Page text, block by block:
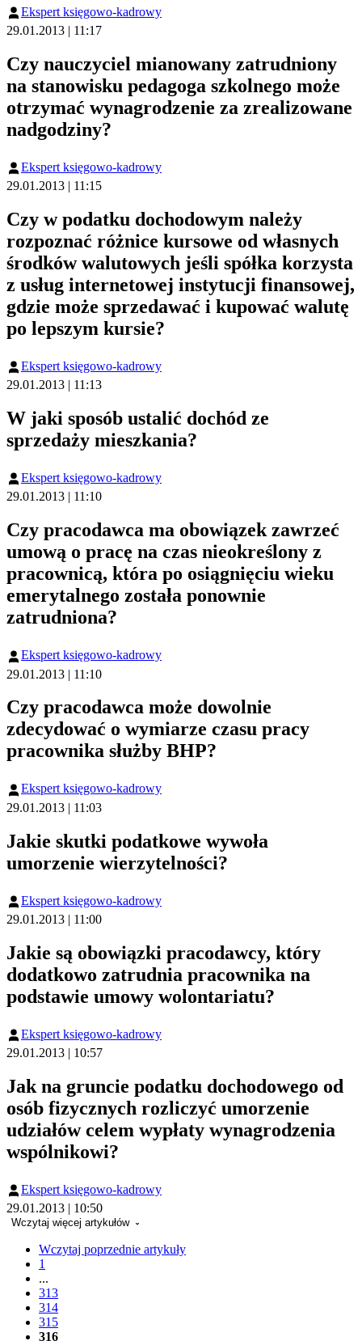
Ekspert księgowo-kadrowy
29.01.2013 | 11:17
Czy nauczyciel mianowany zatrudniony
na stanowisku pedagoga szkolnego może
otrzymać wynagrodzenie za zrealizowane
nadgodziny?
Ekspert księgowo-kadrowy
29.01.2013 | 11:15
Czy w podatku dochodowym należy
rozpoznać różnice kursowe od własnych
środków walutowych jeśli spółka korzysta
z usług internetowej instytucji finansowej,
gdzie może sprzedawać i kupować walutę
po lepszym kursie?
Ekspert księgowo-kadrowy
29.01.2013 | 11:13
W jaki sposób ustalić dochód ze
sprzedaży mieszkania?
Ekspert księgowo-kadrowy
29.01.2013 | 11:10
Czy pracodawca ma obowiązek zawrzeć
umową o pracę na czas nieokreślony z
pracownicą, która po osiągnięciu wieku
emerytalnego została ponownie
zatrudniona?
Ekspert księgowo-kadrowy
29.01.2013 | 11:10
Czy pracodawca może dowolnie
zdecydować o wymiarze czasu pracy
pracownika służby BHP?
Ekspert księgowo-kadrowy
29.01.2013 | 11:03
Jakie skutki podatkowe wywoła
umorzenie wierzytelności?
Ekspert księgowo-kadrowy
29.01.2013 | 11:00
Jakie są obowiązki pracodawcy, który
dodatkowo zatrudnia pracownika na
podstawie umowy wolontariatu?
Ekspert księgowo-kadrowy
29.01.2013 | 10:57
Jak na gruncie podatku dochodowego od
osób fizycznych rozliczyć umorzenie
udziałów celem wypłaty wynagrodzenia
wspólnikowi?
Ekspert księgowo-kadrowy
29.01.2013 | 10:50
Wczytaj więcej artykułów
Wczytaj poprzednie artykuły
1
...
313
314
315
316